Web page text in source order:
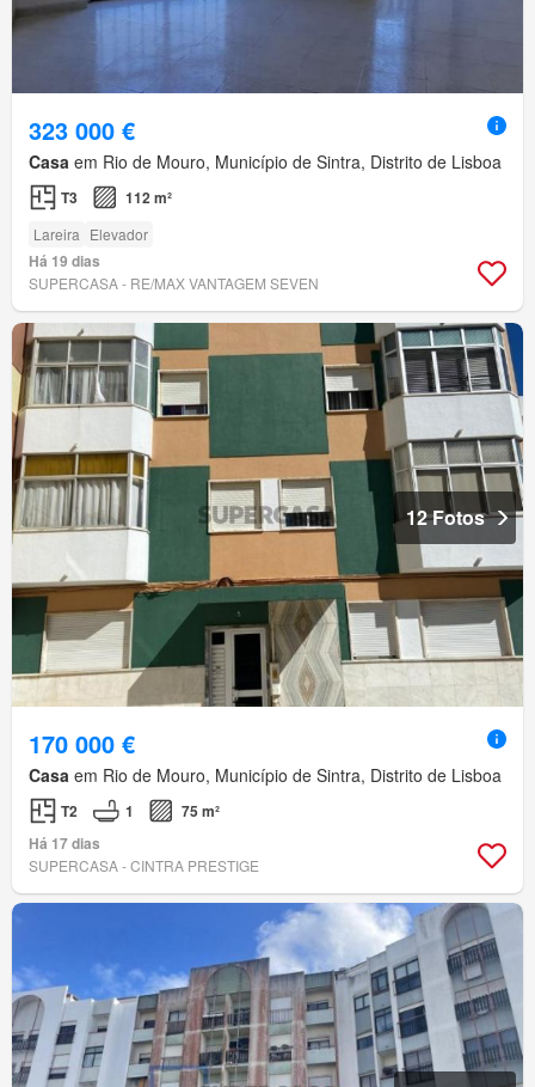
323 000 €
Casa em Rio de Mouro, Município de Sintra, Distrito de Lisboa
T3 112 m²
Lareira Elevador
Há 19 dias
SUPERCASA - RE/MAX VANTAGEM SEVEN
12 Fotos
170 000 €
Casa em Rio de Mouro, Município de Sintra, Distrito de Lisboa
T2 1
75 m²
Há 17 dias
SUPERCASA - CINTRA PRESTIGE